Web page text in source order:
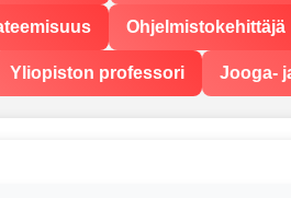
Ohjelmistokehittäjä
Yliopiston professori Jooga-